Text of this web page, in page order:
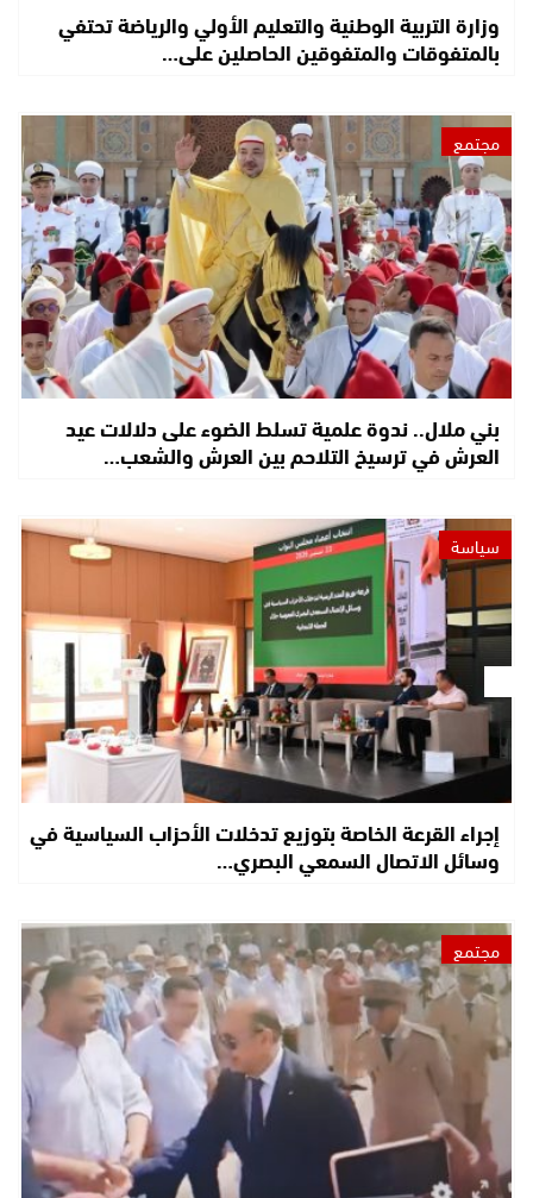
وزارة التربية الوطنية والتعليم الأولي والرياضة تحتفي
بالمتفوقات والمتفوقين الحاصلين على…
مجتمع
بني ملال.. ندوة علمية تسلط الضوء على دلالات عيد
العرش في ترسيخ التلاحم بين العرش والشعب…
سياسة
إجراء القرعة الخاصة بتوزيع تدخلات الأحزاب السياسية في
وسائل الاتصال السمعي البصري…
مجتمع